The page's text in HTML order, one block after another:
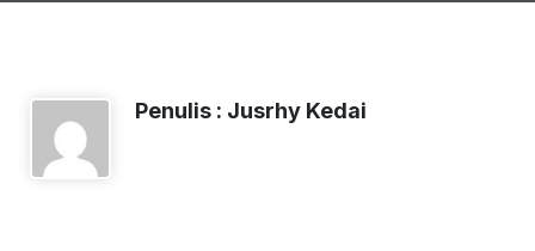
Penulis : Jusrhy Kedai